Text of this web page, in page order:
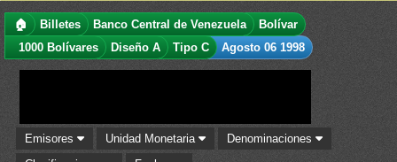
🏠 Billetes Banco Central de Venezuela
Bolívar
1000 Bolívares
Diseño A Tipo C Agosto 06 1998
Emisores Unidad Monetaria
Denominaciones